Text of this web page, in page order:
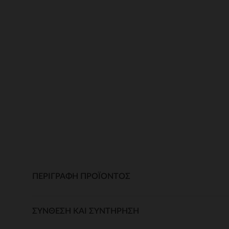
ΠΕΡΙΓΡΑΦΉ ΠΡΟΪΌΝΤΟΣ
ΣΎΝΘΕΣΗ ΚΑΙ ΣΥΝΤΉΡΗΣΗ